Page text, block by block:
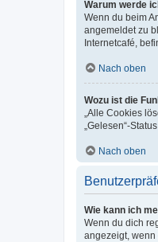
Warum werde
Wenn du beim
angemeldet zu
Internetcafé,
Nach oben
Wozu ist die
„Alle Cookies
„Gelesen“-
Nach oben
Wie kann ich
Wenn du dich
angezeigt, wenn